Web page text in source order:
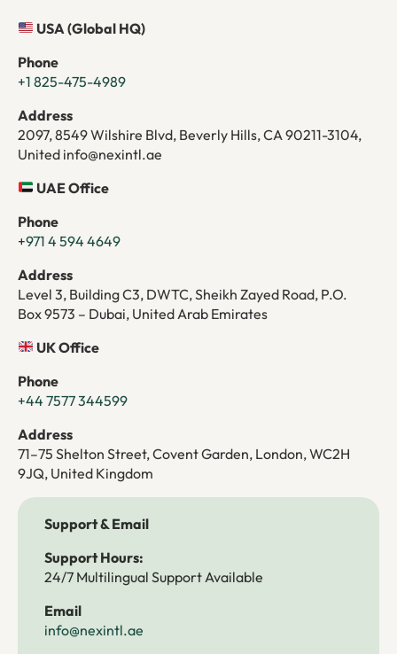
USA (Global HQ)
Phone
+1 825-475-4989
Address
2097, 8549 Wilshire Blvd, Beverly Hills, CA 90211-3104,
United info@nexintl.ae
Phone
+971 4 594 4649
Address
Level 3, Building C3, DWTC, Sheikh Zayed Road, P.O.
Box 9573 – Dubai, United Arab Emirates
UAE Office
UK Office
Phone
+44 7577 344599
Address
71–75 Shelton Street, Covent Garden, London, WC2H
9JQ, United Kingdom
Support & Email
Support Hours:
24/7 Multilingual Support Available
Email
info@nexintl.ae